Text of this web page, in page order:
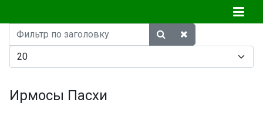
Фильтр
по
заголовку
Кол-во строк:
Ирмосы Пасхи